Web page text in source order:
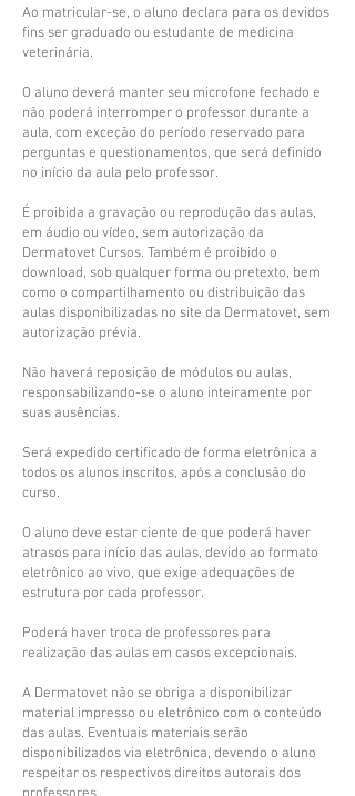
Ao matricular-se, o aluno declara para os devidos
fins ser graduado ou estudante de medicina
veterinária.
O aluno deverá manter seu microfone fechado e
não poderá interromper o professor durante a
aula, com exceção do período reservado para
perguntas e questionamentos, que será definido
no início da aula pelo professor.
É proibida a gravação ou reprodução das aulas,
em áudio ou vídeo, sem autorização da
Dermatovet Cursos. Também é proibido o
download, sob qualquer forma ou pretexto, bem
como o compartilhamento ou distribuição das
aulas disponibilizadas no site da Dermatovet, sem
autorização prévia.
Não haverá reposição de módulos ou aulas,
responsabilizando-se o aluno inteiramente por
suas ausências.
Será expedido certificado de forma eletrônica a
todos os alunos inscritos, após a conclusão do
curso.
O aluno deve estar ciente de que poderá haver
atrasos para início das aulas, devido ao formato
eletrônico ao vivo, que exige adequações de
estrutura por cada professor.
Poderá haver troca de professores para
realização das aulas em casos excepcionais.
A Dermatovet não se obriga a disponibilizar
material impresso ou eletrônico com o conteúdo
das aulas. Eventuais materiais serão
disponibilizados via eletrônica, devendo o aluno
respeitar os respectivos direitos autorais dos